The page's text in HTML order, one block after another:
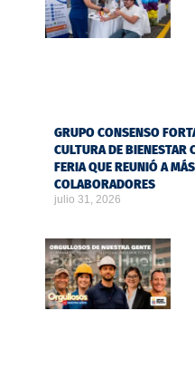
GRUPO CONSENSO
CULTURA DE BIENESTAR
FERIA QUE REUNIÓ A
COLABORADORES
julio 31, 2026